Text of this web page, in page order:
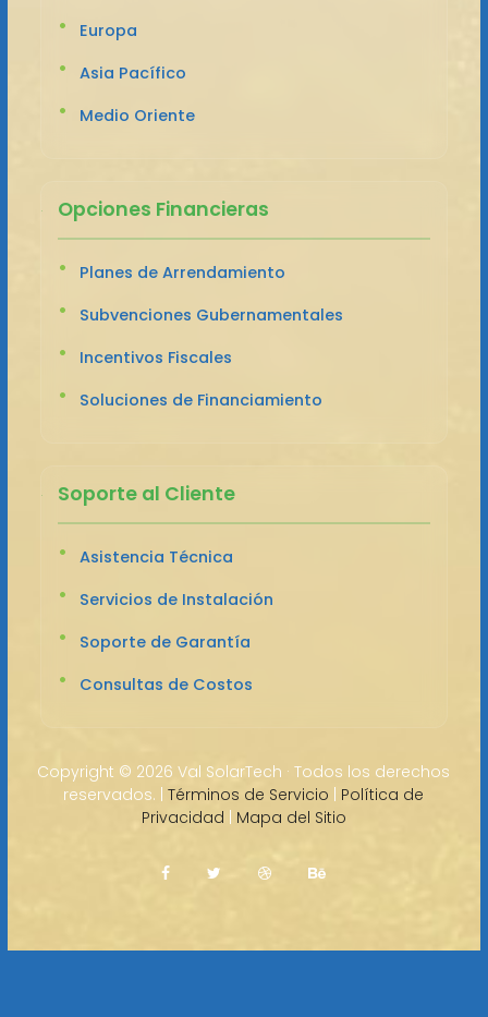
Europa
Asia Pacífico
Medio Oriente
Opciones Financieras
Planes de Arrendamiento
Subvenciones Gubernamentales
Incentivos Fiscales
Soluciones de Financiamiento
Soporte al Cliente
Asistencia Técnica
Servicios de Instalación
Soporte de Garantía
Consultas de Costos
Copyright © 2026 Val SolarTech · Todos los derechos
reservados. |Términos de Servicio | Política de
Privacidad | Mapa del Sitio